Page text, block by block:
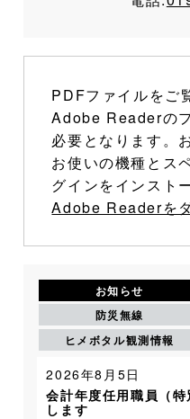
PDFファイルをご
Adobe Readerの
必要となります。
お使いの機種とス
グインをインスト
Adobe Readerを
お知らせ
防災無線
ヒメボタル観測情報
2026年8月5日
会計年度任用職員（
します